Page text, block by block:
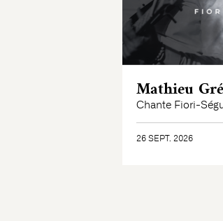
Mathieu
Chante Fiori-
26 SEPT. 2026